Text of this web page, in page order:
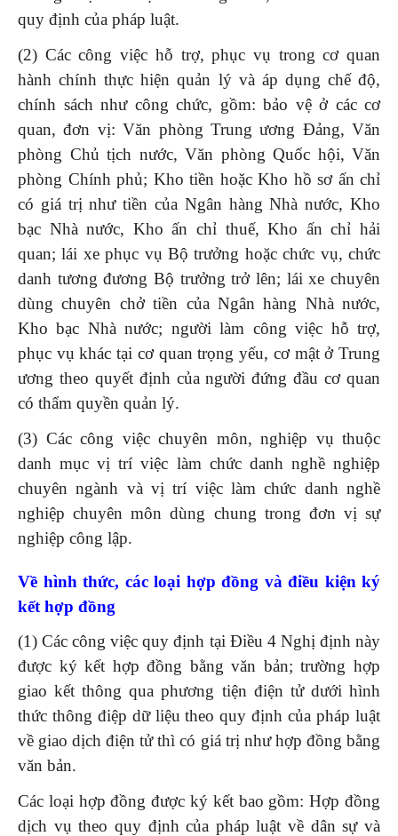
quy định của pháp luật.
(2) Các công việc hỗ trợ, phục vụ trong cơ quan
hành chính thực hiện quản lý và áp dụng chế độ,
chính sách như công chức, gồm: bảo vệ ở các cơ
quan, đơn vị: Văn phòng Trung ương Đảng, Văn
phòng Chủ tịch nước, Văn phòng Quốc hội, Văn
phòng Chính phủ; Kho tiền hoặc Kho hồ sơ ấn chỉ
có giá trị như tiền của Ngân hàng Nhà nước, Kho
bạc Nhà nước, Kho ấn chỉ thuế, Kho ấn chỉ hải
quan; lái xe phục vụ Bộ trưởng hoặc chức vụ, chức
danh tương đương Bộ trưởng trở lên; lái xe chuyên
dùng chuyên chở tiền của Ngân hàng Nhà nước,
Kho bạc Nhà nước; người làm công việc hỗ trợ,
phục vụ khác tại cơ quan trọng yếu, cơ mật ở Trung
ương theo quyết định của người đứng đầu cơ quan
có thẩm quyền quản lý.
(3) Các công việc chuyên môn, nghiệp vụ thuộc
danh mục vị trí việc làm chức danh nghề nghiệp
chuyên ngành và vị trí việc làm chức danh nghề
nghiệp chuyên môn dùng chung trong đơn vị sự
nghiệp công lập.
Về hình thức, các loại hợp đồng và điều kiện ký
kết hợp đồng
(1) Các công việc quy định tại Điều 4 Nghị định này
được ký kết hợp đồng bằng văn bản; trường hợp
giao kết thông qua phương tiện điện tử dưới hình
thức thông điệp dữ liệu theo quy định của pháp luật
về giao dịch điện tử thì có giá trị như hợp đồng bằng
văn bản.
Các loại hợp đồng được ký kết bao gồm: Hợp đồng
dịch vụ theo quy định của pháp luật về dân sự và